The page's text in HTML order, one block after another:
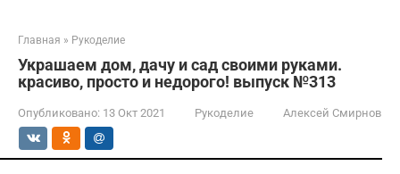
Главная » Рукоделие
Украшаем дом, дачу и сад своими руками.
красиво, просто и недорого! выпуск №313
Опубликовано: 13 Окт 2021 Рукоделие Алексей Смирнов